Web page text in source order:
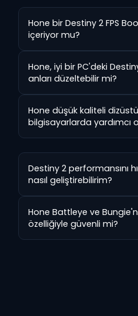
Hone bir Destiny 2 FPS
içeriyor mu?
Hone, iyi bir PC'deki
anları düzeltebilir mi?
Hone düşük kaliteli dizüstü
bilgisayarlarda yardımcı
Destiny 2 performansını
nasıl geliştirebilirim?
Hone Battleye ve
özelliğiyle güvenli mi?